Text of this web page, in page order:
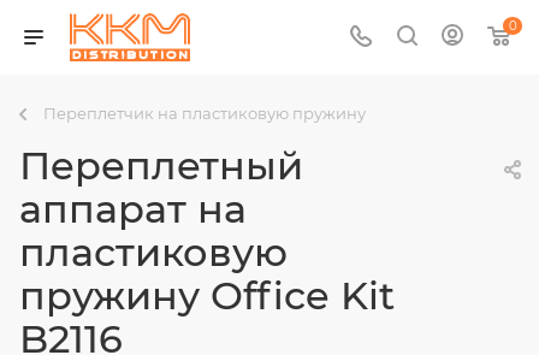
0
Переплетчик на пластиковую пружину
Переплетный
аппарат на
пластиковую
пружину Office Kit
B2116